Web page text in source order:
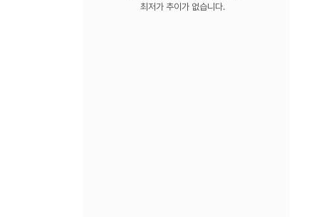
최저가 추이가 없습니다.